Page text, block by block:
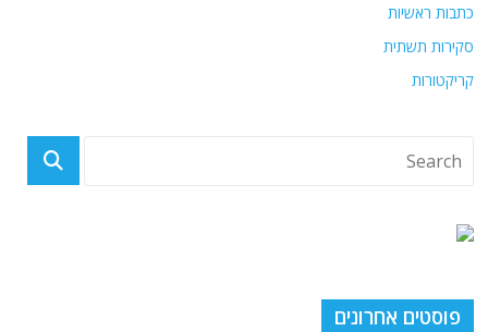
כתבות ראשיות
סקירות תשתית
קריקטורות
פוסטים אחרונים